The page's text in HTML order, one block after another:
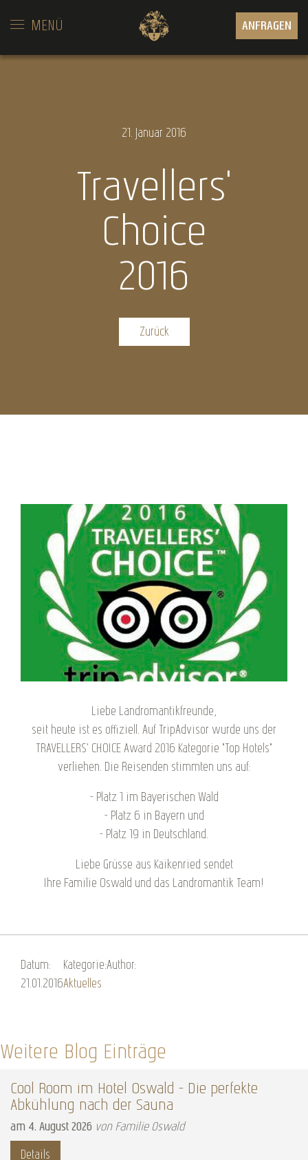
ANFRAGEN
MENÜ
21. Januar 2016
Travellers'
Choice
2016
Zurück
Liebe Landromantikfreunde,
seit heute ist es offiziell. Auf TripAdvisor wurde uns der
TRAVELLERS' CHOICE Award 2016 Kategorie "Top Hotels"
verliehen. Die Reisenden stimmten uns auf:
- Platz 1 im Bayerischen Wald
- Platz 6 in Bayern und
- Platz 19 in Deutschland.
Liebe Grüsse aus Kaikenried sendet
Ihre Familie Oswald und das Landromantik Team!
Datum:
21.01.2016
Kategorie:
Aktuelles
Author:
Weitere Blog Einträge
Cool Room im Hotel Oswald – Die perfekte
Abkühlung nach der Sauna
am 4. August 2026 von Familie Oswald
Details